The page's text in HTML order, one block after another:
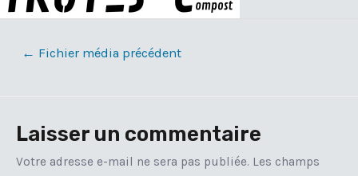
Navigation
← Fichier média précédent
Laisser un commentaire
Votre adresse e-mail ne sera pas publiée. Les champs